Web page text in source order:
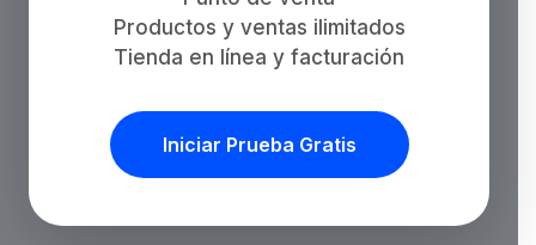
Productos y ventas ilimitados
Tienda en línea y facturación
Iniciar Prueba Gratis